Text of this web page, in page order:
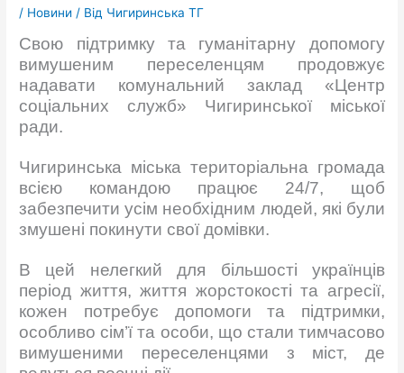
/ Новини / Від Чигиринська ТГ
Свою підтримку та гуманітарну допомогу
вимушеним переселенцям продовжує
надавати комунальний заклад «Центр
соціальних служб» Чигиринської міської
ради.
Чигиринська міська територіальна громада
всією командою працює 24/7, щоб
забезпечити усім необхідним людей, які були
змушені покинути свої домівки.
В цей нелегкий для більшості українців
період життя, життя жорстокості та агресії,
кожен потребує допомоги та підтримки,
особливо сім’ї та особи, що стали тимчасово
вимушеними переселенцями з міст, де